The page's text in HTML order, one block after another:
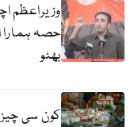
وزیراعظم
حصہ ہمارا
بھٹو
کون سی